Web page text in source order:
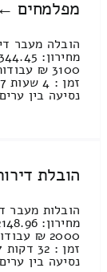
מפלמחים
נסיעה בין ערים 1 שעות , 19 דקות [...]
הובלת דירות 2 חדרים מחגלה ←
נסיעה בין ערים 53 דקות נפח כללי: 21.29м³ [...]